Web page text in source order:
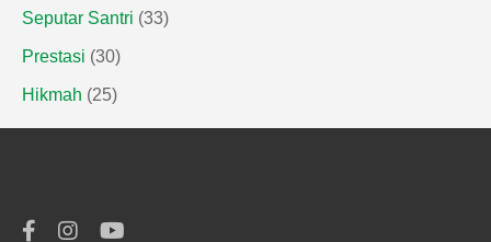
Seputar Santri (33)
Prestasi (30)
Hikmah (25)